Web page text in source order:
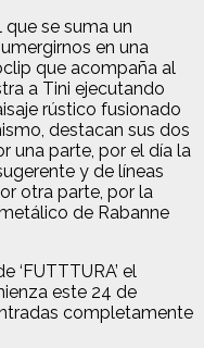
se suma un
en una
que acompaña al
a Tini ejecutando
rústico fusionado
destacan sus dos
una parte, por el día la
y de líneas
otra parte, por la
de Rabanne
‘FUTTTURA’ el
este 24 de
completamente